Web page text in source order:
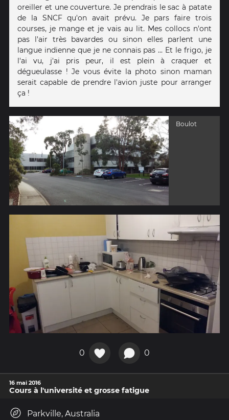
oreiller et une couverture. Je prendrais le sac à patate
de la SNCF qu'on avait prévu. Je pars faire trois
courses, je mange et je vais au lit. Mes collocs n'ont
pas l'air très bavardes ou sinon elles parlent une
langue indienne que je ne connais pas ... Et le frigo, je
l'ai vu, j'ai pris peur, il est plein à craquer et
dégueulasse ! Je vous évite la photo sinon maman
serait capable de prendre l'avion juste pour arranger
ça !
Boulot
0 0
16 mai 2016
Cours à l'université et grosse fatigue
Parkville, Australia